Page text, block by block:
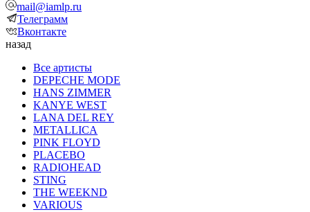
mail@iamlp.ru
Телеграмм
Вконтакте
назад
Все артисты
DEPECHE MODE
HANS ZIMMER
KANYE WEST
LANA DEL REY
METALLICA
PINK FLOYD
PLACEBO
RADIOHEAD
STING
THE WEEKND
VARIOUS